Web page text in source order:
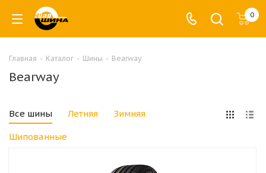
0
Главная - Каталог - Шины - Bearway
Bearway
Все шины Летняя Зимняя
Шипованные